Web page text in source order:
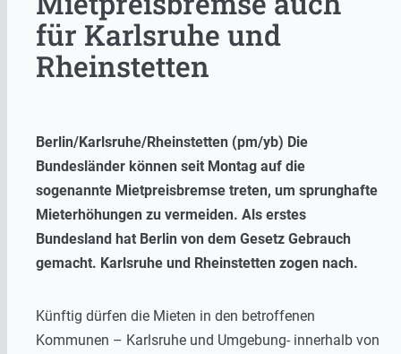
für Karlsruhe und
Rheinstetten
Berlin/Karlsruhe/Rheinstetten (pm/yb) Die
Bundesländer können seit Montag auf die
sogenannte Mietpreisbremse treten, um sprunghafte
Mieterhöhungen zu vermeiden. Als erstes
Bundesland hat Berlin von dem Gesetz Gebrauch
gemacht. Karlsruhe und Rheinstetten zogen nach.
Künftig dürfen die Mieten in den betroffenen
Kommunen – Karlsruhe und Umgebung- innerhalb von